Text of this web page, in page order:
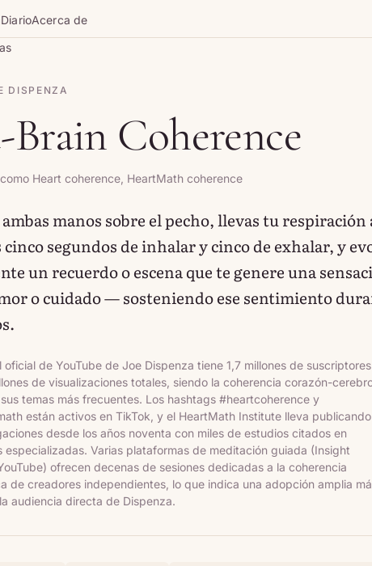
DiarioAcerca de
DISPENZA
Coherence
Heart coherence, HeartMath coherence
ambas manos sobre el pecho, llevas tu respiración
segundos de inhalar y cinco de exhalar, y
un recuerdo o escena que te genere una
o cuidado — sosteniendo ese sentimiento
oficial de YouTube de Joe Dispenza tiene 1,7 millones de
de visualizaciones totales, siendo la coherencia corazón-
temas más frecuentes. Los hashtags #heartcoherence y
están activos en TikTok, y el HeartMath Institute lleva publicando
desde los años noventa con miles de estudios citados en
especializadas. Varias plataformas de meditación guiada (Insight
ofrecen decenas de sesiones dedicadas a la coherencia
de creadores independientes, lo que indica una adopción amplia
audiencia directa de Dispenza.